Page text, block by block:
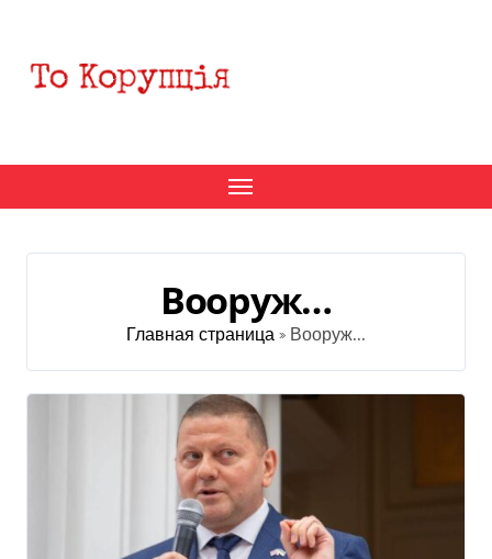
содержанию
Вооруж…
Главная страница » Вооруж...